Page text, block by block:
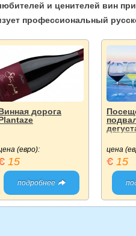
и ценителей вин
профессиональный
дорога
(евро):
15
подробнее
цена
15